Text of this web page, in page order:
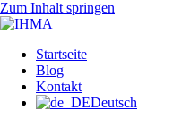
Zum Inhalt springen
IHMA
INTERNATIONAL HUMAN
Startseite
Blog
Kontakt
Deutsch